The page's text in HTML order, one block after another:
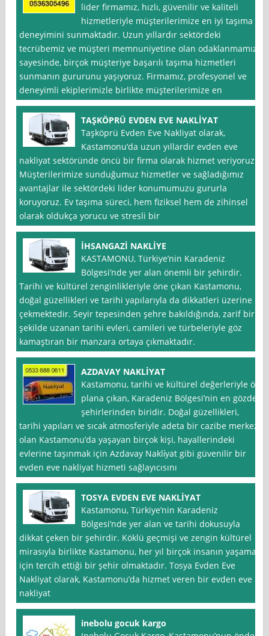
lider firmamız, hızlı, güvenilir ve kaliteli
hizmetleriyle müşterilerimize en iyi taşıma
deneyimini sunmaktadır. Uzun yıllardır sektördeki
tecrübemiz ve müşteri memnuniyetine olan odaklanmamız
sayesinde, birçok müşteriye başarılı taşıma hizmetleri
sunmanın gururunu yaşıyoruz. Firmamız, profesyonel ve
deneyimli ekiplerimizle birlikte müşterilerimize en
TAŞKÖPRÜ EVDEN EVE NAKLİYAT
Taşköprü Evden Eve Nakliyat olarak,
Kastamonu‘da uzun yıllardır evden eve
nakliyat sektöründe öncü bir firma olarak hizmet veriyoruz.
Müşterilerimize sunduğumuz hizmetler ve sağladığımız
avantajlar ile sektördeki lider konumumuzu gururla
koruyoruz. Ev taşıma süreci, hem fiziksel hem de zihinsel
olarak oldukça yorucu ve stresli bir
İHSANGAZİ NAKLİYE
KASTAMONU, Türkiye’nin Karadeniz
Bölgesi’nde yer alan önemli bir şehirdir.
Tarihi ve kültürel zenginlikleriyle öne çıkan Kastamonu,
doğal güzellikleri ve tarihi yapılarıyla da dikkatleri üzerine
çekmektedir. Seyir tepesinden şehre bakıldığında, zarif bir
şekilde uzanan tarihi evleri, camileri ve türbeleriyle göz
kamaştıran bir manzara ortaya çıkmaktadır.
AZDAVAY NAKLİYAT
Kastamonu, tarihi ve kültürel değerleriyle ön
plana çıkan, Karadeniz Bölgesi’nin en gözde
şehirlerinden biridir. Doğal güzellikleri,
tarihi yapıları ve sıcak atmosferiyle adeta bir cazibe merkezi
olan Kastamonu’da yaşayan birçok kişi, hayallerindeki
evlerine taşınmak için Azdavay Nakli̇yat gibi güvenilir bir
evden eve nakliyat hizmeti sağlayıcısını
TOSYA EVDEN EVE NAKLİYAT
Kastamonu, Türkiye’nin Karadeniz
Bölgesi’nde yer alan ve tarihi dokusuyla
dikkat çeken bir şehirdir. Köklü geçmişi ve zengin kültürel
mirasıyla birlikte Kastamonu, her yıl birçok insanın yaşamak
için tercih ettiği bir şehir olmaktadır. Tosya Evden Eve
Nakliyat olarak, Kastamonu’da hizmet veren bir evden eve
nakliyat
inebolu gocuk kargo